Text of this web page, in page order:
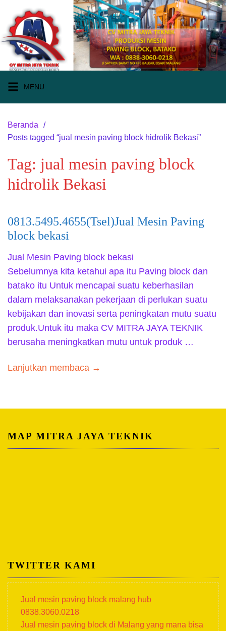
konten
MENU
Beranda
Posts tagged “jual mesin paving block hidrolik Bekasi”
Tag: jual mesin paving block
hidrolik Bekasi
0813.5495.4655(Tsel)Jual Mesin Paving
block bekasi
Jual Mesin Paving block bekasi
Sebelumnya kita ketahui apa itu Paving block dan
batako itu Untuk mencapai suatu keberhasilan
dalam melaksanakan pekerjaan di perlukan suatu
kebijakan dan inovasi serta peningkatan mutu suatu
produk.Untuk itu maka CV MITRA JAYA TEKNIK
berusaha meningkatkan mutu untuk produk …
Lanjutkan membaca →
MAP MITRA JAYA TEKNIK
TWITTER KAMI
Jual mesin paving block malang hub
0838.3060.0218
Jual mesin paving block di Malang yang mana bisa